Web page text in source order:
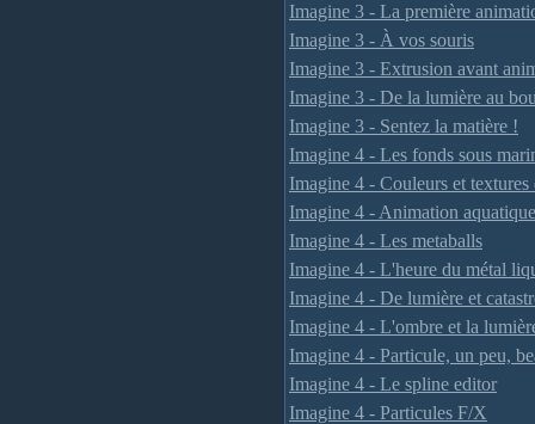
Imagine 3 - La première
Imagine 3 - À vos souris
Imagine 3 - Extrusion avant
Imagine 3 - De la lumière au
Imagine 3 - Sentez la matière !
Imagine 4 - Les fonds sous
Imagine 4 - Couleurs et textures
Imagine 4 - Animation aquatique
Imagine 4 - Les metaballs
Imagine 4 - L'heure du métal
Imagine 4 - De lumière et
Imagine 4 - L'ombre et la
Imagine 4 - Particule, un peu,
Imagine 4 - Le spline editor
Imagine 4 - Particules F/X